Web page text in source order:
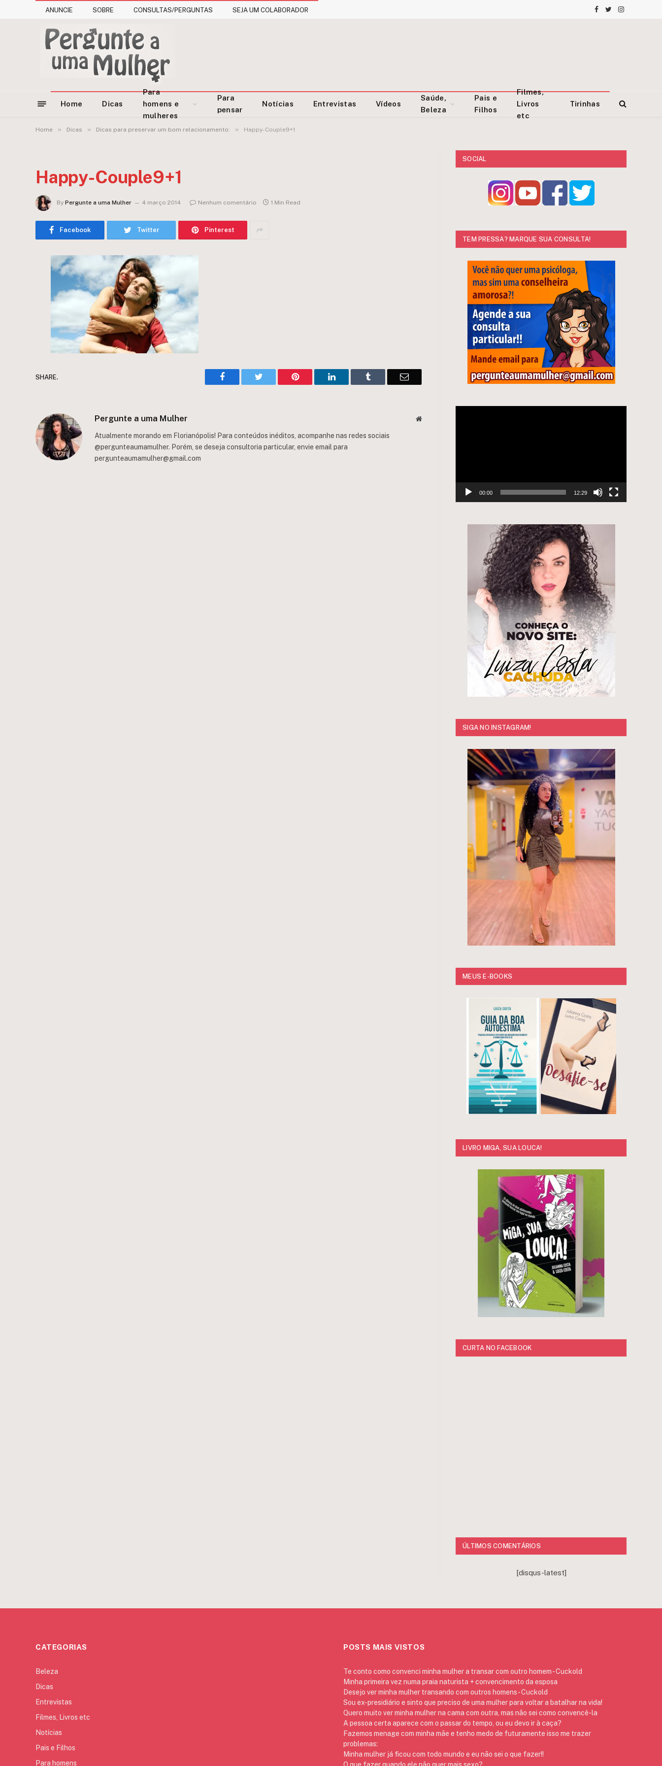
ANUNCIE SOBRE CONSULTAS/PERGUNTAS SEJA UM COLABORADOR Facebook
TwitterInstagram
Home Dicas
Para
homens e
mulheres
Para
pensar
Notícias Entrevistas Vídeos
Saúde,
Beleza
Pais e
Filhos
Filmes,
Livros
etc
Tirinhas
Home » Dicas » Dicas para preservar um bom relacionamento: » Happy-Couple9+1
Happy-Couple9+1
By Pergunte a uma Mulher 4 março 2014 Nenhum comentário 1 Min Read
Facebook Twitter Pinterest
SHARE. Facebook Twitter Pinterest LinkedIn Tumblr Email
Pergunte a uma Mulher Website
Atualmente morando em Florianópolis! Para conteúdos inéditos, acompanhe nas redes sociais
@pergunteaumamulher. Porém, se deseja consultoria particular, envie email para
pergunteaumamulher@gmail.com
SOCIAL
TEM PRESSA? MARQUE SUA CONSULTA!
00:00 12:29
SIGA NO INSTAGRAM!
MEUS E-BOOKS
LIVRO MIGA, SUA LOUCA!
CURTA NO FACEBOOK
ÚLTIMOS COMENTÁRIOS
[disqus-latest]
CATEGORIAS
Beleza
Dicas
Entrevistas
Filmes, Livros etc
Notícias
Pais e Filhos
Para homens
POSTS MAIS VISTOS
Te conto como convenci minha mulher a transar com outro homem - Cuckold
Minha primeira vez numa praia naturista + convencimento da esposa
Desejo ver minha mulher transando com outros homens - Cuckold
Sou ex-presidiário e sinto que preciso de uma mulher para voltar a batalhar na vida!
Quero muito ver minha mulher na cama com outra, mas não sei como convencê-la
A pessoa certa aparece com o passar do tempo, ou eu devo ir à caça?
Fazemos menage com minha mãe e tenho medo de futuramente isso me trazer
problemas:
Minha mulher já ficou com todo mundo e eu não sei o que fazer!!
O que fazer quando ele não quer mais sexo?